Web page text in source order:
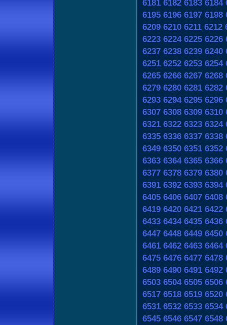
6181 6182 6183 6184
6195 6196 6197 6198
6209 6210 6211 6212
6223 6224 6225 6226
6237 6238 6239 6240
6251 6252 6253 6254
6265 6266 6267 6268
6279 6280 6281 6282
6293 6294 6295 6296
6307 6308 6309 6310
6321 6322 6323 6324
6335 6336 6337 6338
6349 6350 6351 6352
6363 6364 6365 6366
6377 6378 6379 6380
6391 6392 6393 6394
6405 6406 6407 6408
6419 6420 6421 6422
6433 6434 6435 6436
6447 6448 6449 6450
6461 6462 6463 6464
6475 6476 6477 6478
6489 6490 6491 6492
6503 6504 6505 6506
6517 6518 6519 6520
6531 6532 6533 6534
6545 6546 6547 6548